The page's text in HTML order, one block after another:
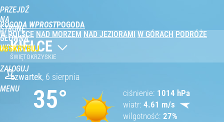
PRZEJDŹ
NA
STRONĘ
GŁÓWNĄ
WPROST.PL
POGODA WPROST
W POLSCE NAD MORZEM NAD JEZIORAMI W GÓRACH PODRÓŻE
ZALOGUJ
MENU
KIELCE
ŚWIĘTOKRZYSKIE
czwartek, 6 sierpnia
35° ciśnienie 1014 hPa
wiatr 4.61 m/s
wilgotność 27%